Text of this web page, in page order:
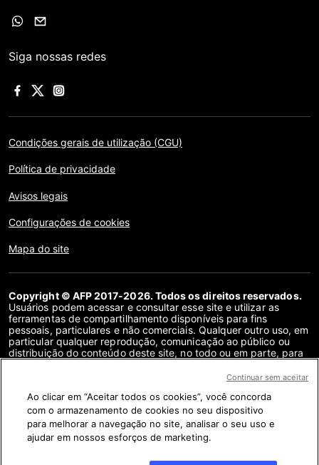
Siga nossas redes
Condições gerais de utilização (CGU)
Política de privacidade
Avisos legais
Configurações de cookies
Mapa do site
Copyright © AFP 2017-2026. Todos os direitos reservados.
Usuários podem acessar e consultar esse site e utilizar as
ferramentas de compartilhamento disponíveis para fins
pessoais, particulares e não comerciais. Qualquer outro uso, em
particular qualquer reprodução, comunicação ao público ou
distribuição do conteúdo deste site, no todo ou em parte, para
contrato de licença específico assinado com a AFP, é
meio de links no conteúdo de verificação de fatos são
fornecidos na medida necessária para a correta compreensão
da checagem da informação em questão. A AFP não obteve
qualquer direito dos autores ou detentores dos direitos autorais
deste conteúdo de terceiros e não terá nenhuma
Ao clicar em “Aceitar todos os cookies”, você concorda
com o armazenamento de cookies no seu dispositivo
para melhorar a navegação no site, analisar o seu uso e
ajudar em nossos esforços de marketing.
Continuar sem aceitar